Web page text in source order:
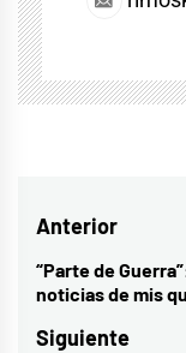
Navegación
de
Anterior
Entrada
anterior:
“Parte de
noticias de mis
Siguiente